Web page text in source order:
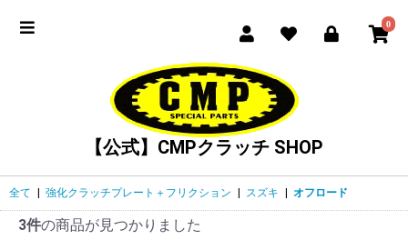
0
【公式】CMPクラッチ SHOP
全て 強化クラッチプレート＋フリクション スズキ オフロード
3件の商品が見つかりました